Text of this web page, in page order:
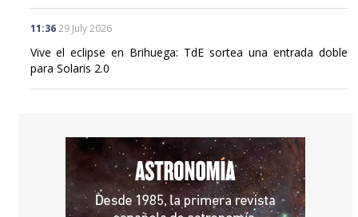
11:36 29 July 2026
Vive el eclipse en Brihuega: TdE sortea una entrada doble
para Solaris 2.0